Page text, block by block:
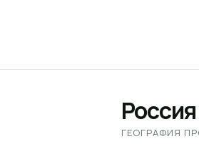
Россия
ГЕОГРАФИЯ